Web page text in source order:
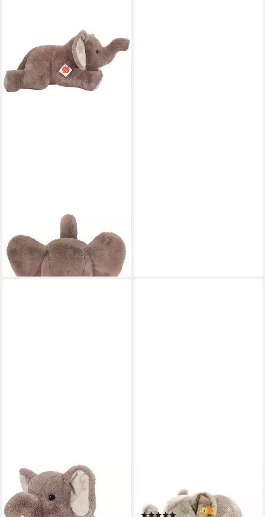
TEDDY HERMANN®
Kuscheltier Elefant, 55 cm
ab 36,74 €
lieferbar - in 2-3 Werktagen bei dir
Kuscheltier Kuscheltier
Elefant Trampili Grau (18cm)
(1)